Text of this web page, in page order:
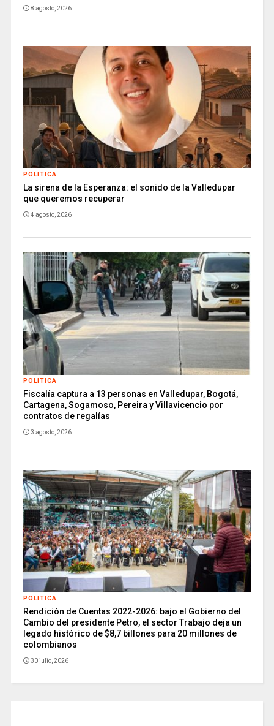
8 agosto, 2026
POLITICA
La sirena de la Esperanza: el sonido de la Valledupar
que queremos recuperar
4 agosto, 2026
POLITICA
Fiscalía captura a 13 personas en Valledupar, Bogotá,
Cartagena, Sogamoso, Pereira y Villavicencio por
contratos de regalías
3 agosto, 2026
POLITICA
Rendición de Cuentas 2022-2026: bajo el Gobierno del
Cambio del presidente Petro, el sector Trabajo deja un
legado histórico de $8,7 billones para 20 millones de
colombianos
30 julio, 2026